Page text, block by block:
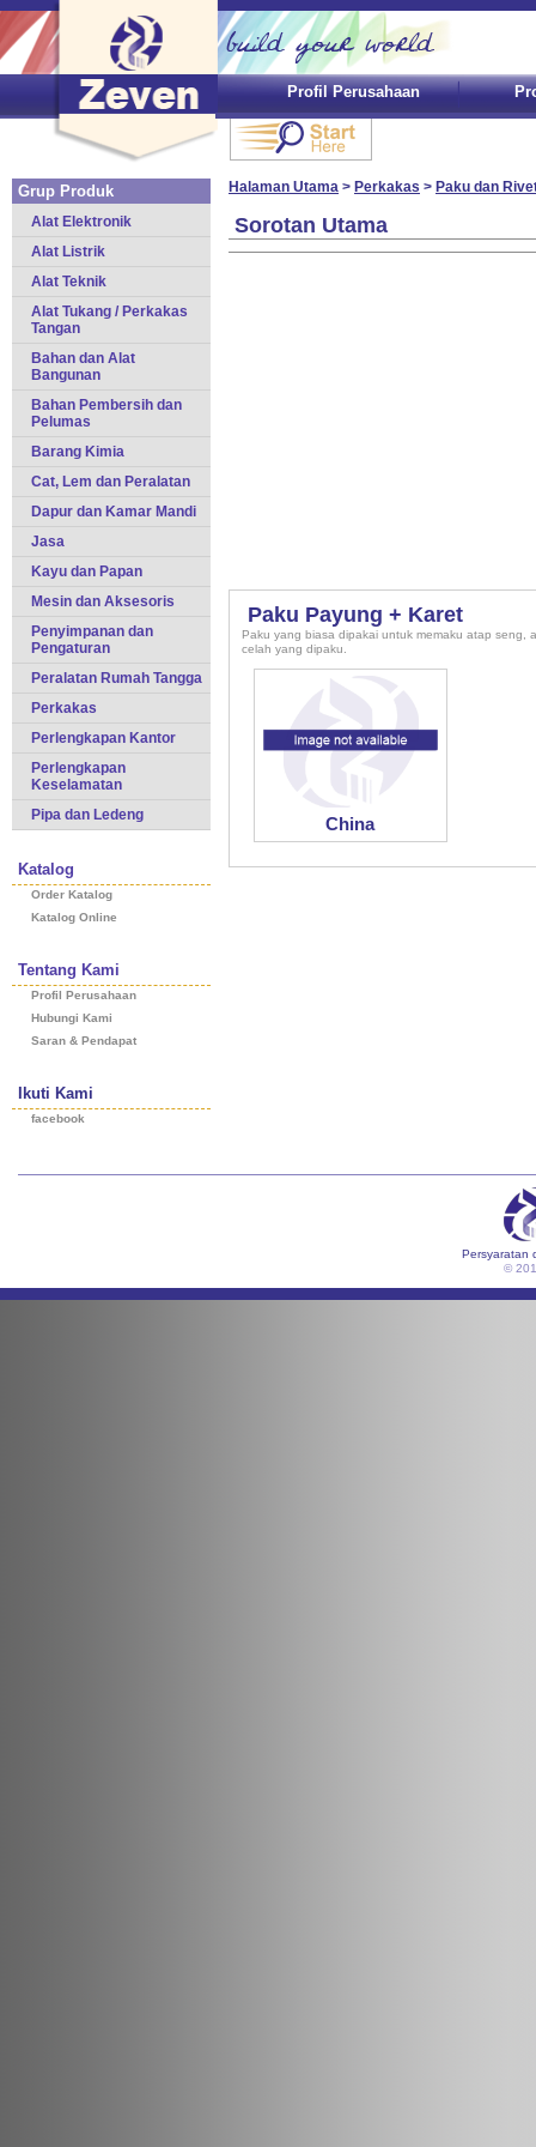
Profil Perusahaan
Grup Produk
Alat Elektronik
Alat Listrik
Alat Teknik
Alat Tukang / Perkakas
Tangan
Bahan dan Alat
Bangunan
Bahan Pembersih dan
Pelumas
Barang Kimia
Cat, Lem dan Peralatan
Dapur dan Kamar Mandi
Jasa
Kayu dan Papan
Mesin dan Aksesoris
Penyimpanan dan
Pengaturan
Peralatan Rumah Tangga
Perkakas
Perlengkapan Kantor
Perlengkapan
Keselamatan
Pipa dan Ledeng
Katalog
Order Katalog
Katalog Online
Tentang Kami
Profil Perusahaan
Hubungi Kami
Saran & Pendapat
Ikuti Kami
facebook
Halaman Utama > Perkakas > Paku dan
Sorotan Utama
Paku Payung + Karet
Paku yang biasa dipakai untuk memaku atap seng,
celah yang dipaku.
China
Persyaratan
©